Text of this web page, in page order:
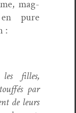
mag­
pure
:
filles,
par
de leurs